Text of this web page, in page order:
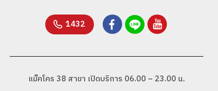
1432
แม็คโคร 38 สาขา เปิดบริการ 06.00 – 23.00 น.